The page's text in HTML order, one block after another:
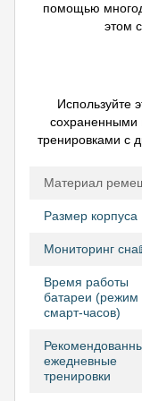
помощью
этом
Используйте
сохраненными
тренировками с
Материал
Размер корпуса
Мониторинг
Время работы
батареи (режим
смарт-часов)
ежедневные
тренировки